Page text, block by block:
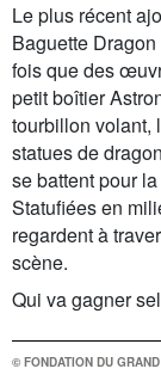
Le plus récent
Baguette
fois que des
petit boîtier
tourbillon volant,
statues de
se battent pour
Statufiées en
regardent à
scène.
Qui va gagner
© FONDATION DU